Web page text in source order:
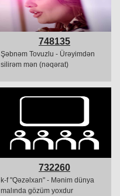
748135
Şəbnəm Tovuzlu - Ürəyimdən
silirəm mən (nəqərat)
732260
k-f "Qəzəlxan" - Mənim dünya
malında gözüm yoxdur